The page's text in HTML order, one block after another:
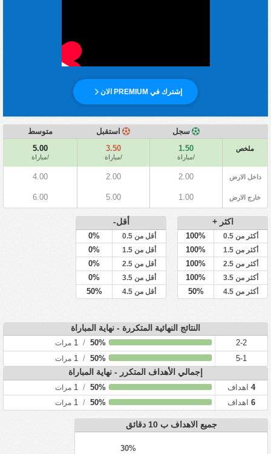
إشترك في PREMIUM الان
سجل استقبل متوسط
ملخص 1.50
/مباراة
3.50
/مباراة
5.00
/مباراة
داخل الارض 2.00
2.00
4.00
خارج الارض 1.00
5.00
6.00
اكثر +
أكثر من 0.5 100%
أكثر من 1.5 100%
أكثر من 2.5 100%
أكثر من 3.5 100%
أكثر من 4.5 50%
أقل-
أقل من 0.5 0%
أقل من 1.5 0%
أقل من 2.5 0%
أقل من 3.5 0%
أقل من 4.5 50%
النتائج النهائية المتكررة - نهاية المباراة
2-2
50%
/
1 مرات
5-1
50%
/
1 مرات
إجمالي الأهداف المتكرر - نهاية المباراة
4 اهداف 50%
/
1 مرات
6 اهداف 50%
/
1 مرات
جميع الاهداف ب 10 دقائق
30%